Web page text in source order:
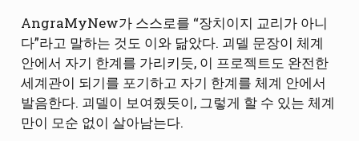
AngraMyNew가 스스로를 “장치이지 교리가 아니
다”라고 말하는 것도 이와 닮았다. 괴델 문장이 체계
안에서 자기 한계를 가리키듯, 이 프로젝트도 완전한
세계관이 되기를 포기하고 자기 한계를 체계 안에서
발음한다. 괴델이 보여줬듯이, 그렇게 할 수 있는 체계
만이 모순 없이 살아남는다.